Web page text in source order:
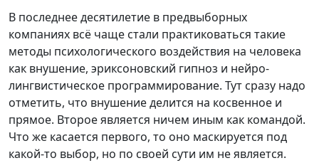
В последнее десятилетие в предвыборных
компаниях всё чаще стали практиковаться такие
методы психологического воздействия на человека
как внушение, эриксоновский гипноз и нейро-
лингвистическое программирование. Тут сразу надо
отметить, что внушение делится на косвенное и
прямое. Второе является ничем иным как командой.
Что же касается первого, то оно маскируется под
какой-то выбор, но по своей сути им не является.